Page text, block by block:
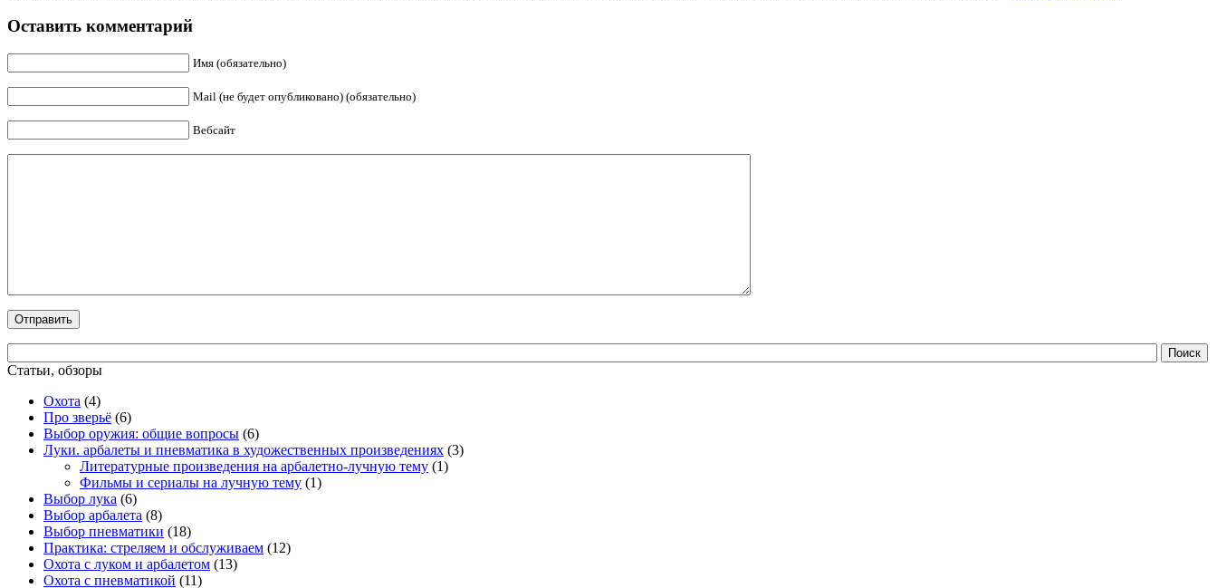
Оставить комментарий
Имя (обязательно)
Mail (не будет опубликовано) (обязательно)
Вебсайт
Статьи, обзоры
Охота (4)
Про зверьё (6)
Выбор оружия: общие вопросы (6)
Луки. арбалеты и пневматика в художественных произведениях (3)
Литературные произведения на арбалетно-лучную тему (1)
Фильмы и сериалы на лучную тему (1)
Выбор лука (6)
Выбор арбалета (8)
Выбор пневматики (18)
Практика: стреляем и обслуживаем (12)
Охота с луком и арбалетом (13)
Охота с пневматикой (11)